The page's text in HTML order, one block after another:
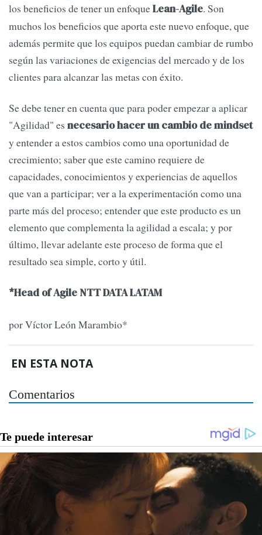
los beneficios de tener un enfoqueLean-Agile. Son
muchos los beneficios que aporta este nuevo enfoque, que
además permite que los equipos puedan cambiar de rumbo
según las variaciones de exigencias del mercado y de los
clientes para alcanzar las metas con éxito.
Se debe tener en cuenta que para poder empezar a aplicar
"Agilidad" es necesario hacer un cambio de mindset
y entender a estos cambios como una oportunidad de
crecimiento; saber que este camino requiere de
capacidades, conocimientos y experiencias de aquellos
que van a participar; ver a la experimentación como una
parte más del proceso; entender que este producto es un
elemento que complementa la agilidad a escala; y por
último, llevar adelante este proceso de forma que el
resultado sea simple, corto y útil.
*Head of Agile NTT DATA LATAM
por Víctor León Marambio*
EN ESTA NOTA
Comentarios